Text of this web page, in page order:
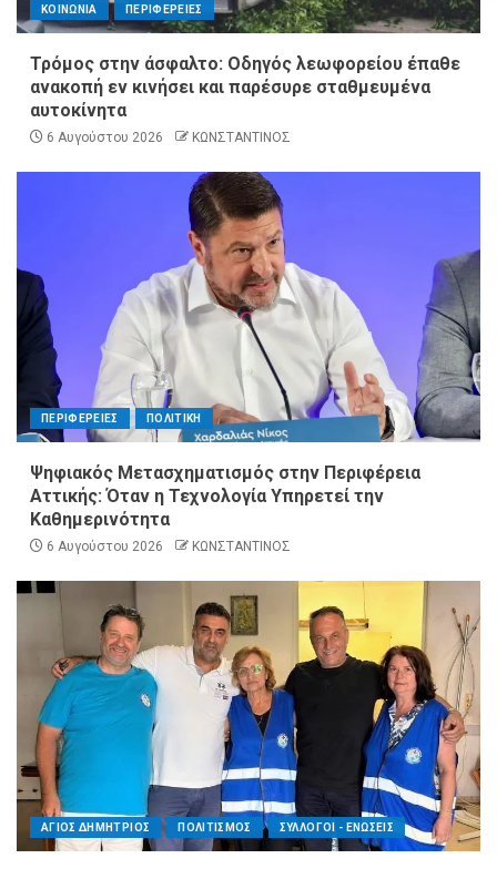
ΚΟΙΝΩΝΙΑ ΠΕΡΙΦΕΡΕΙΕΣ
Τρόμος στην άσφαλτο: Οδηγός λεωφορείου έπαθε
ανακοπή εν κινήσει και παρέσυρε σταθμευμένα
αυτοκίνητα
6 Αυγούστου 2026 ΚΩΝΣΤΑΝΤΙΝΟΣ
ΠΕΡΙΦΕΡΕΙΕΣ ΠΟΛΙΤΙΚΗ
Ψηφιακός Μετασχηματισμός στην Περιφέρεια
Αττικής: Όταν η Τεχνολογία Υπηρετεί την
Καθημερινότητα
6 Αυγούστου 2026 ΚΩΝΣΤΑΝΤΙΝΟΣ
ΑΓΙΟΣ ΔΗΜΗΤΡΙΟΣ ΠΟΛΙΤΙΣΜΟΣ ΣΥΛΛΟΓΟΙ - ΕΝΩΣΕΙΣ